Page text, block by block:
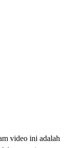
video ini adalah